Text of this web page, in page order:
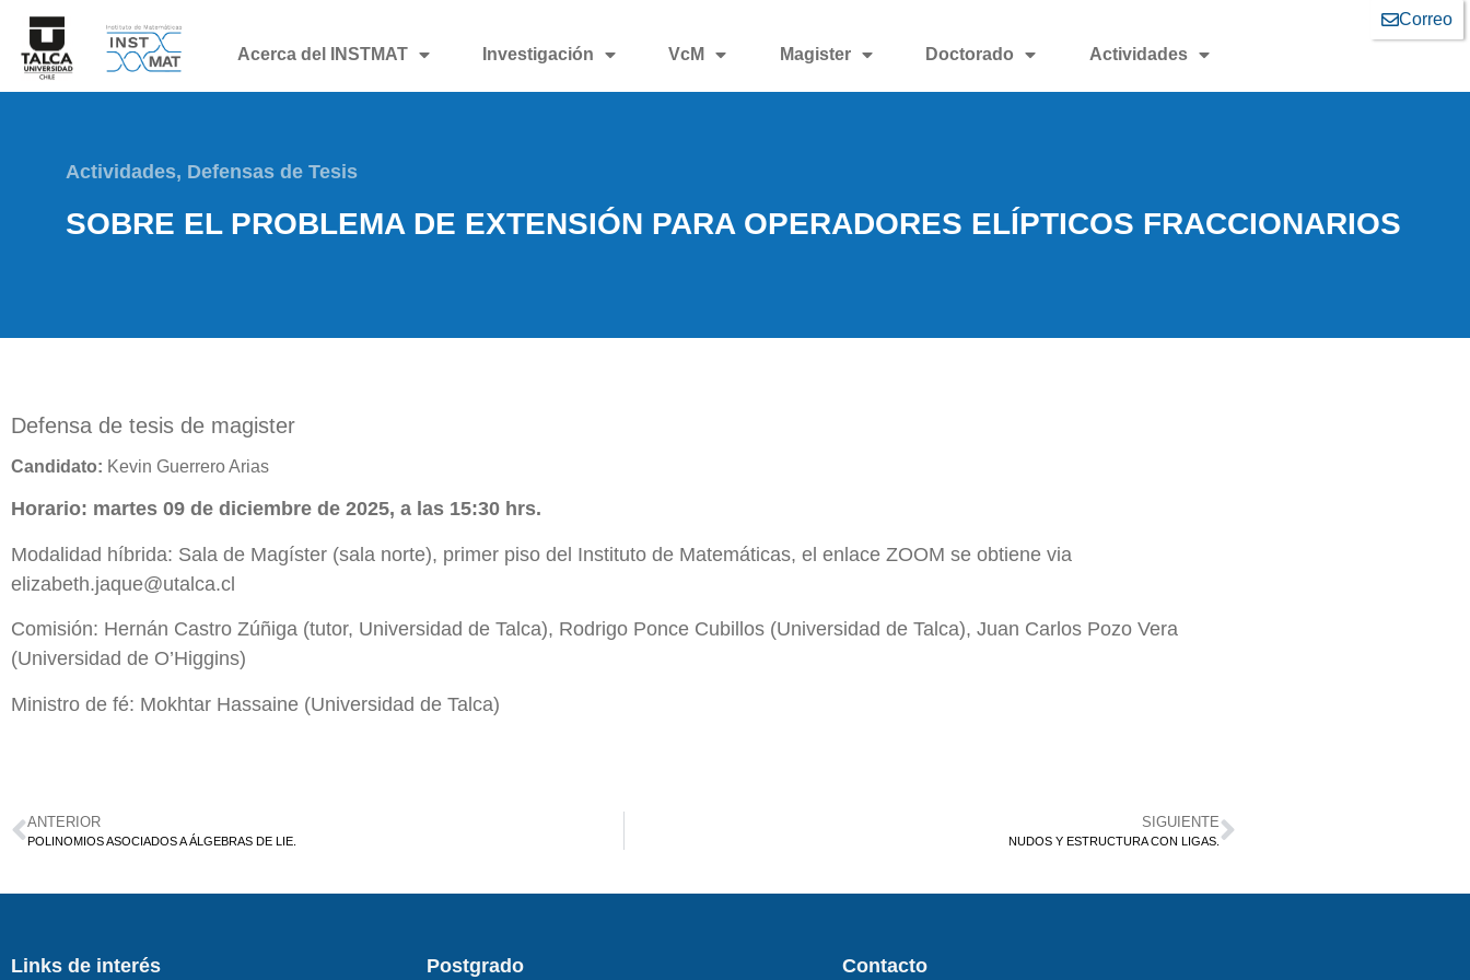
Correo
Acerca del INSTMAT
Investigación VcM Magister Doctorado Actividades
Actividades, Defensas de Tesis
SOBRE EL PROBLEMA DE EXTENSIÓN PARA OPERADORES ELÍPTICOS FRACCIONARIOS
Defensa de tesis de magister
Candidato: Kevin Guerrero Arias
Horario: martes 09 de diciembre de 2025, a las 15:30 hrs.
Modalidad híbrida: Sala de Magíster (sala norte), primer piso del Instituto de Matemáticas, el enlace ZOOM se obtiene via
elizabeth.jaque@utalca.cl
Comisión: Hernán Castro Zúñiga (tutor, Universidad de Talca), Rodrigo Ponce Cubillos (Universidad de Talca), Juan Carlos Pozo Vera
(Universidad de O’Higgins)
Ministro de fé: Mokhtar Hassaine (Universidad de Talca)
ANTERIOR
POLINOMIOS ASOCIADOS A ÁLGEBRAS DE LIE.
SIGUIENTE
NUDOS Y ESTRUCTURA CON LIGAS.
Links de interés Postgrado Contacto